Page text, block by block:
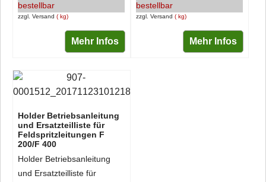
zzgl. Versand kg
bestellbar
Mehr Infos
zzgl. Versand kg
bestellbar
Mehr Infos
Holder Betriebsanleitung
und Ersatzteilliste für
Feldspritzleitungen F
200/F 400
Holder Betriebsanleitung
und Ersatzteilliste für